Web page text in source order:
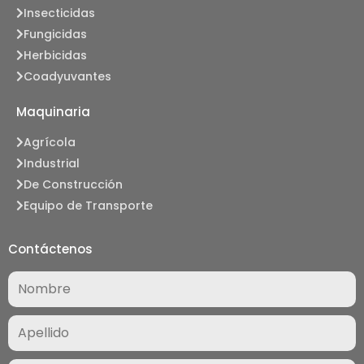
Insecticidas
Fungicidas
Herbicidas
Coadyuvantes
Maquinaria
Agrícola
Industrial
De Construcción
Equipo de Transporte
Contáctenos
Nombre
(Required)